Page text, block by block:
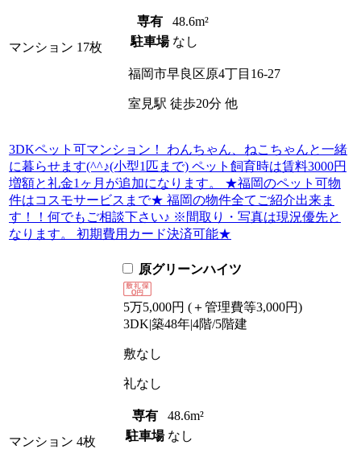
マンション 17枚
専有
48.6m²
駐車場 なし
福岡市早良区原4丁目16-27
室見駅 徒歩20分 他
3DKペット可マンション！ わんちゃん、ねこちゃんと一緒
に暮らせます(^^♪(小型1匹まで) ペット飼育時は賃料3000円
増額と礼金1ヶ月が追加になります。 ★福岡のペット可物
件はコスモサービスまで★ 福岡の物件全てご紹介出来ま
す！！何でもご相談下さい♪ ※間取り・写真は現況優先と
なります。 初期費用カード決済可能★
原グリーンハイツ
マンション 4枚
5万5,000円 (＋管理費等3,000円)
3DK|築48年|4階/5階建
敷なし
礼なし
専有
48.6m²
駐車場 なし